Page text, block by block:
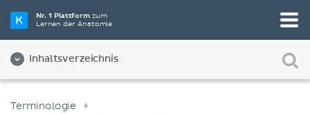
Nr. 1 Plattformzum
Lernen der Anatomie
Inhaltsverzeichnis
Wähle die beste Lernmethode für dich
Videos
Terminologie